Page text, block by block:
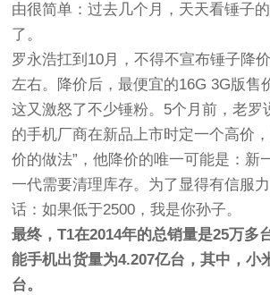
由很简单：过去几个月，天天看锤子
了。
罗永浩扛到10月，不得不宣布锤子降
左右。降价后，最便宜的16G 3G版售
这又激怒了不少锤粉。5个月前，老罗
的手机厂商在新品上市时定一个高价
价的做法”，他降价的唯一可能是：新
一代需要清理库存。为了显得有信服
话：如果低于2500，我是你孙子。
最终，T1在2014年的总销量是25万多
能手机出货量为4.207亿台，其中，小
台。